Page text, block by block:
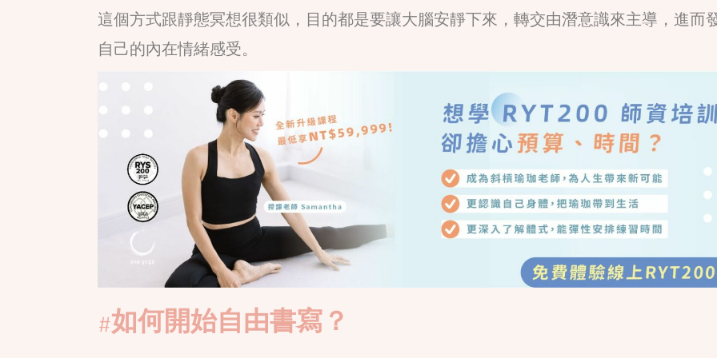
這個方式跟靜態冥想很類似，目的都是要讓大腦安靜下來，轉交由潛意識來主導，進而
自己的內在情緒感受。
#如何開始自由書寫？